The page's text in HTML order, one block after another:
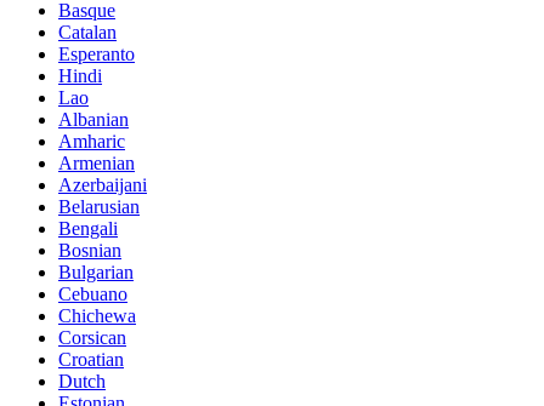
Basque
Catalan
Esperanto
Hindi
Lao
Albanian
Amharic
Armenian
Azerbaijani
Belarusian
Bengali
Bosnian
Bulgarian
Cebuano
Chichewa
Corsican
Croatian
Dutch